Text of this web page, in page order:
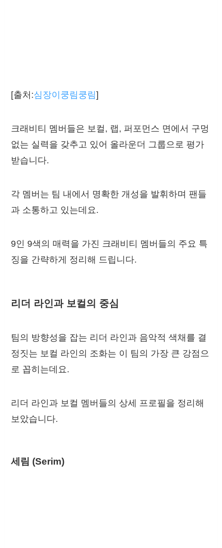
[출처:심장이쿵림쿵림]
크래비티 멤버들은 보컬, 랩, 퍼포먼스 면에서 구멍
없는 실력을 갖추고 있어 올라운더 그룹으로 평가
받습니다.
각 멤버는 팀 내에서 명확한 개성을 발휘하며 팬들
과 소통하고 있는데요.
9인 9색의 매력을 가진 크래비티 멤버들의 주요 특
징을 간략하게 정리해 드립니다.
리더 라인과 보컬의 중심
팀의 방향성을 잡는 리더 라인과 음악적 색채를 결
정짓는 보컬 라인의 조화는 이 팀의 가장 큰 강점으
로 꼽히는데요.
리더 라인과 보컬 멤버들의 상세 프로필을 정리해
보았습니다.
세림 (Serim)